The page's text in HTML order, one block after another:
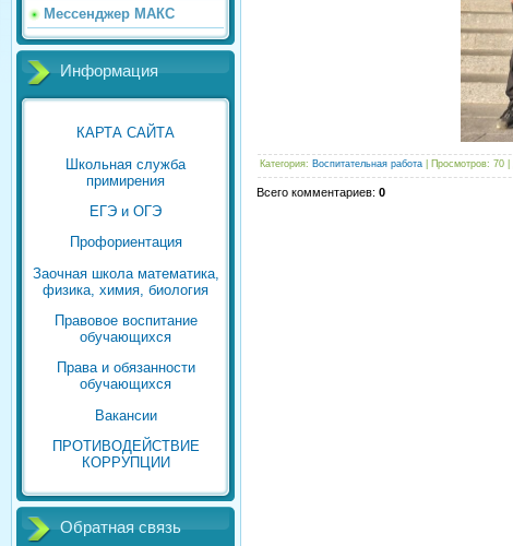
Мессенджер МАКС
Информация
КАРТА САЙТА
Школьная служба
примирения
ЕГЭ и ОГЭ
Профориентация
Заочная школа математика,
физика, химия, биология
Правовое воспитание
обучающихся
Права и обязанности
обучающихся
Вакансии
ПРОТИВОДЕЙСТВИЕ
КОРРУПЦИИ
Обратная связь
Категория: Воспитательная работа Просмотров: 70 |
Всего комментариев: 0